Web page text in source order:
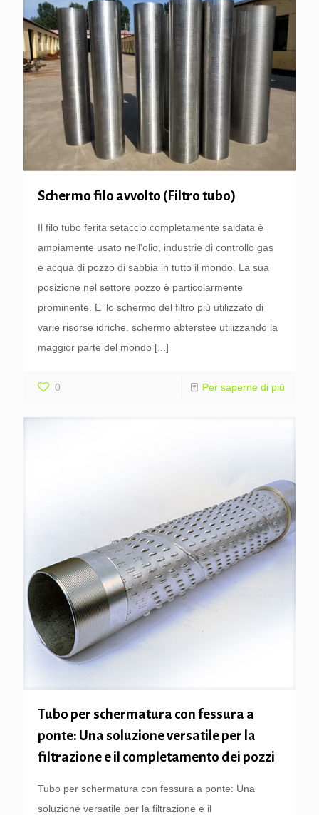
Schermo filo avvolto (Filtro tubo)
Il filo tubo ferita setaccio completamente saldata è
ampiamente usato nell'olio, industrie di controllo gas
e acqua di pozzo di sabbia in tutto il mondo. La sua
posizione nel settore pozzo è particolarmente
prominente. E 'lo schermo del filtro più utilizzato di
varie risorse idriche. schermo abterstee utilizzando la
maggior parte del mondo [...]
0 Per saperne di più
Tubo per schermatura con fessura a
ponte: Una soluzione versatile per la
filtrazione e il completamento dei pozzi
Tubo per schermatura con fessura a ponte: Una
soluzione versatile per la filtrazione e il